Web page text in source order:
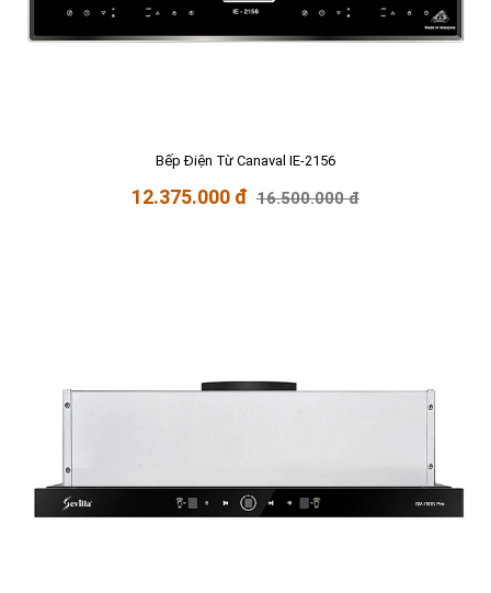
Bếp Điện Từ Canaval IE-2156
12.375.000 đ 16.500.000 đ